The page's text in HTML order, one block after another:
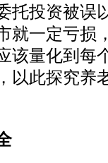
托投资被误
就一定亏损
该量化到每
以此探究养